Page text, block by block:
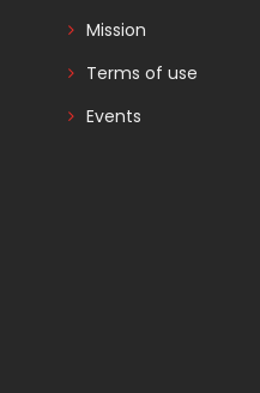
Mission
Terms of use
Events